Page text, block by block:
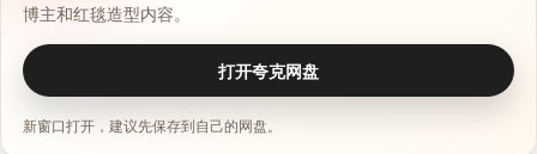
博主和红毯造型内容。
打开夸克网盘
新窗口打开，建议先保存到自己的网盘。